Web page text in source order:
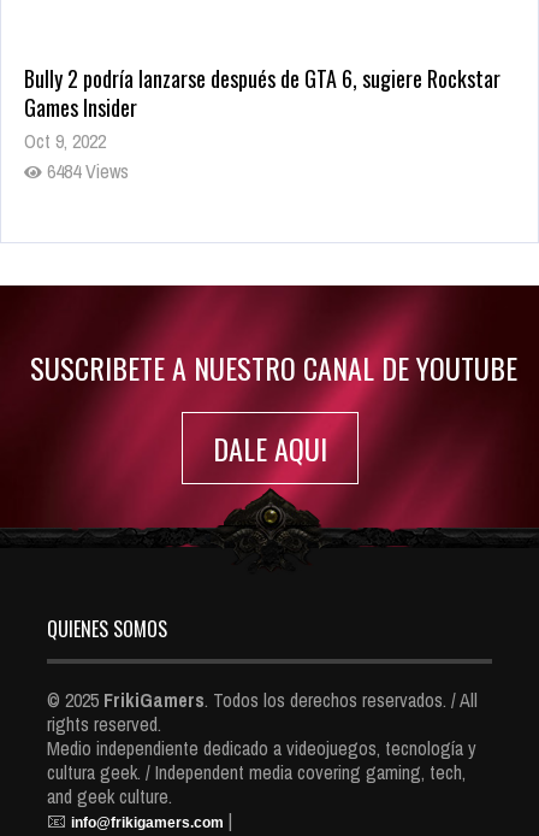
Bully 2 podría lanzarse después de GTA 6, sugiere Rockstar
Games Insider
Oct 9, 2022
6484 Views
Rumor: Se filtran los primeros detalles de Resident Evil 9
SUSCRIBETE A NUESTRO CANAL DE YOUTUBE
DALE AQUI
QUIENES SOMOS
© 2025 FrikiGamers. Todos los derechos reservados. / All
rights reserved.
Medio independiente dedicado a videojuegos, tecnología y
cultura geek. / Independent media covering gaming, tech,
and geek culture.
📧 info@frikigamers.com |